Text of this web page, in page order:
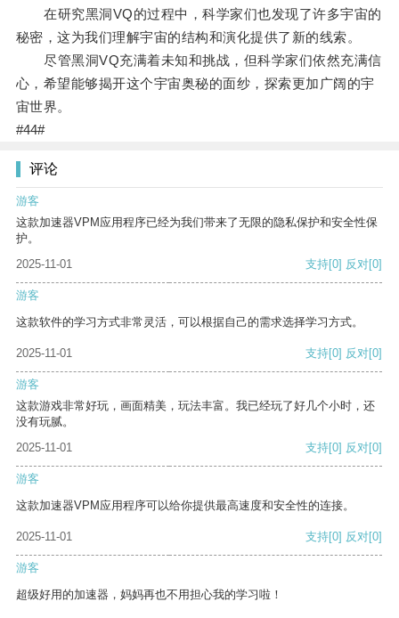
在研究黑洞VQ的过程中，科学家们也发现了许多宇宙的
秘密，这为我们理解宇宙的结构和演化提供了新的线索。
尽管黑洞VQ充满着未知和挑战，但科学家们依然充满信
心，希望能够揭开这个宇宙奥秘的面纱，探索更加广阔的宇
宙世界。
#44#
评论
游客
这款加速器VPM应用程序已经为我们带来了无限的隐私保护和安全性保
护。
2025-11-01
支持[0] 反对[0]
游客
这款软件的学习方式非常灵活，可以根据自己的需求选择学习方式。
2025-11-01 支持[0] 反对[0]
游客
这款游戏非常好玩，画面精美，玩法丰富。我已经玩了好几个小时，还
没有玩腻。
2025-11-01
支持[0] 反对[0]
游客
这款加速器VPM应用程序可以给你提供最高速度和安全性的连接。
2025-11-01 支持[0] 反对[0]
游客
超级好用的加速器，妈妈再也不用担心我的学习啦！